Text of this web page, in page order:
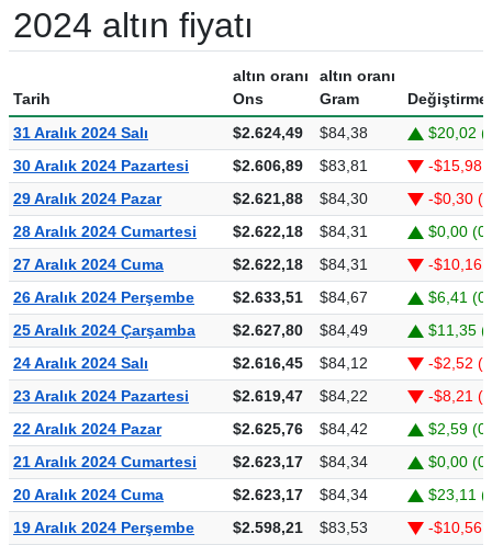
2024 altın fiyatı
Tarih
altın oranı
Ons
altın oranı
Gram
31 Aralık 2024 Salı
$2.624,49 $84,38
$20,02
30 Aralık 2024 Pazartesi
$2.606,89 $83,81
-$15,98
29 Aralık 2024 Pazar
$2.621,88 $84,30
-$0,30 (-
28 Aralık 2024 Cumartesi
$2.622,18 $84,31
$0,00
27 Aralık 2024 Cuma
$2.622,18 $84,31
-$10,16
26 Aralık 2024 Perşembe
$2.633,51 $84,67
$6,41
25 Aralık 2024 Çarşamba
$2.627,80 $84,49
$11,35
24 Aralık 2024 Salı
$2.616,45 $84,12
-$2,52 (-
23 Aralık 2024 Pazartesi
$2.619,47 $84,22
-$8,21 (-
22 Aralık 2024 Pazar
$2.625,76 $84,42
$2,59
21 Aralık 2024 Cumartesi
$2.623,17 $84,34
$0,00
20 Aralık 2024 Cuma
$2.623,17 $84,34
$23,11
19 Aralık 2024 Perşembe
$2.598,21 $83,53
-$10,56